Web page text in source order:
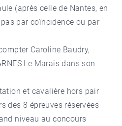
(après celle de Nantes, en
par coïncidence ou par
Caroline Baudry,
Le Marais dans son
et cavalière hors pair
des 8 épreuves réservées
niveau au concours